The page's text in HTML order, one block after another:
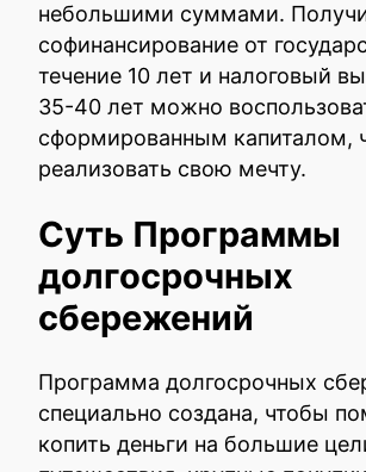
небольшими суммами.
софинансирование от
течение 10 лет и налоговый
35-40 лет можно
сформированным капиталом,
реализовать свою мечту.
Суть Программы
долгосрочных
сбережений
Программа долгосрочных
специально создана, чтобы
копить деньги на большие